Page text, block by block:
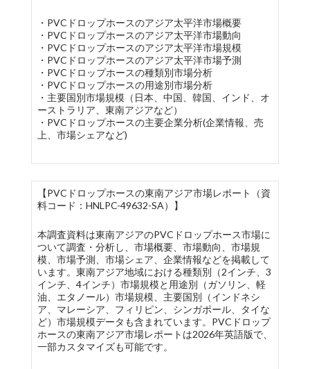
・PVCドロップホースのアジア太平洋市場概要
・PVCドロップホースのアジア太平洋市場動向
・PVCドロップホースのアジア太平洋市場規模
・PVCドロップホースのアジア太平洋市場予測
・PVCドロップホースの種類別市場分析
・PVCドロップホースの用途別市場分析
・主要国別市場規模（日本、中国、韓国、インド、オ
ーストラリア、東南アジアなど）
・PVCドロップホースの主要企業分析(企業情報、売
上、市場シェアなど)
【PVCドロップホースの東南アジア市場レポート（資
料コード：HNLPC-49632-SA）】
本調査資料は東南アジアのPVCドロップホース市場に
ついて調査・分析し、市場概要、市場動向、市場規
模、市場予測、市場シェア、企業情報などを掲載して
います。東南アジア地域における種類別（2インチ、3
インチ、4インチ）市場規模と用途別（ガソリン、軽
油、エタノール）市場規模、主要国別（インドネシ
ア、マレーシア、フィリピン、シンガポール、タイな
ど）市場規模データも含まれています。PVCドロップ
ホースの東南アジア市場レポートは2026年英語版で、
一部カスタマイズも可能です。